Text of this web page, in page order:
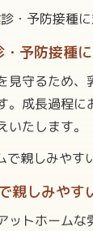
予防接種
見守るため、
。成長過程に
たします。
親しみやす
ットホームな